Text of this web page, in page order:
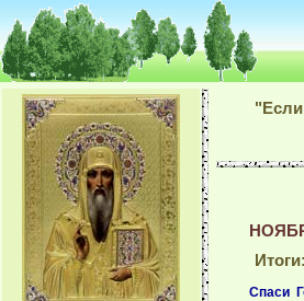
"Если
Спаси